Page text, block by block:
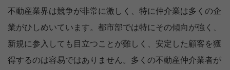
不動産業界は競争が非常に激しく、特に仲介業は多くの企
業がひしめいています。都市部では特にその傾向が強く、
新規に参入しても目立つことが難しく、安定した顧客を獲
得するのは容易ではありません。多くの不動産仲介業者が